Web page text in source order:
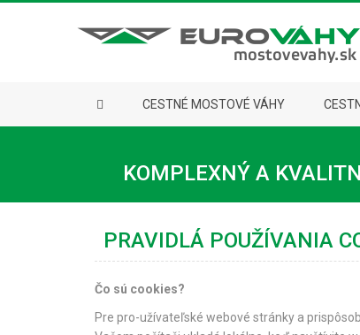
CESTNÉ MOSTOVÉ VÁHY
KOMPLEXNÝ A
PRAVIDLÁ POUŽÍVANIA
Čo sú cookies?
Pre pro-užívateľské webové stránky a